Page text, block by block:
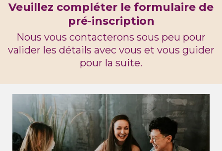
Veuillez compléter le formulaire de
pré-inscription
Nous vous contacterons sous peu pour
valider les détails avec vous et vous guider
pour la suite.